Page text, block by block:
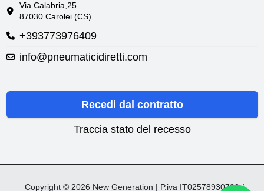
Via Calabria,25
87030 Carolei (CS)
+393773976409
info@pneumaticidiretti.com
Recedi dal contratto
Traccia stato del recesso
Copyright © 2026 New Generation | P.iva IT02578930782 /